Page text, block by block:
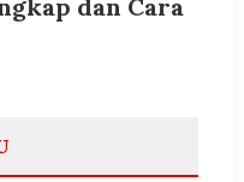
dan Cara